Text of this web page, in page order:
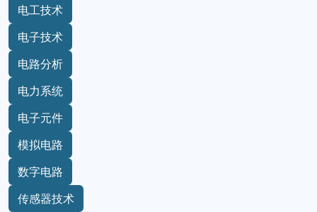
电工技术
电子技术
电路分析
电力系统
电子元件
模拟电路
数字电路
传感器技术